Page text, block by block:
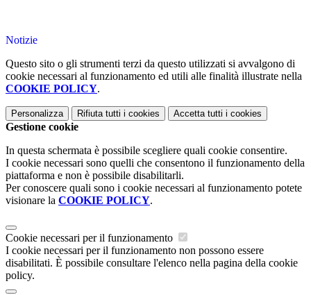
Notizie
Questo sito o gli strumenti terzi da questo utilizzati si avvalgono di
cookie necessari al funzionamento ed utili alle finalità illustrate nella
COOKIE POLICY.
Personalizza Rifiuta tutti i cookies Accetta tutti i cookies
Gestione cookie
In questa schermata è possibile scegliere quali cookie consentire.
I cookie necessari sono quelli che consentono il funzionamento della
piattaforma e non è possibile disabilitarli.
Per conoscere quali sono i cookie necessari al funzionamento potete
visionare la COOKIE POLICY.
Cookie necessari per il funzionamento
I cookie necessari per il funzionamento non possono essere
disabilitati. È possibile consultare l'elenco nella pagina della cookie
policy.